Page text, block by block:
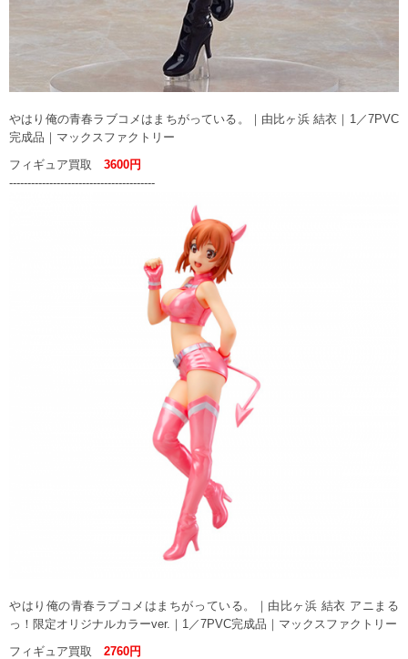
やはり俺の青春ラブコメはまちがっている。｜由比ヶ浜 結衣｜1／7PVC
完成品｜マックスファクトリー
フィギュア買取 3600円
----------------------------------------
やはり俺の青春ラブコメはまちがっている。｜由比ヶ浜 結衣 アニまる
っ！限定オリジナルカラーver.｜1／7PVC完成品｜マックスファクトリー
フィギュア買取 2760円